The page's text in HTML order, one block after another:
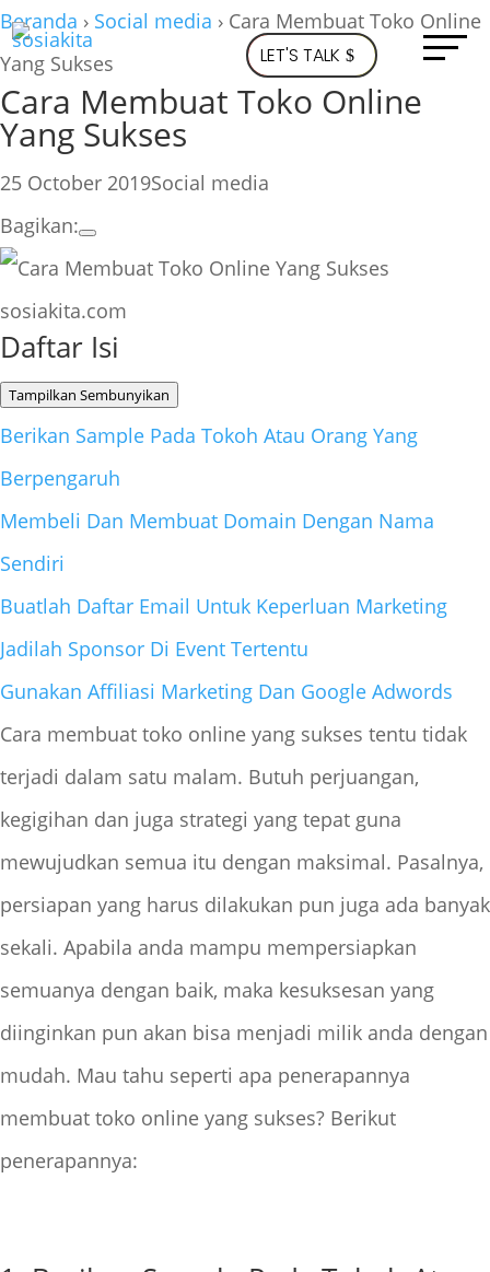
LET'S TALK
Beranda › Social media › Cara Membuat Toko Online
Yang Sukses
Cara Membuat Toko Online
Yang Sukses
25 October 2019Social media
Bagikan:
sosiakita.com
Daftar Isi
Tampilkan Sembunyikan
Berikan Sample Pada Tokoh Atau Orang Yang
Berpengaruh
Membeli Dan Membuat Domain Dengan Nama
Sendiri
Buatlah Daftar Email Untuk Keperluan Marketing
Jadilah Sponsor Di Event Tertentu
Gunakan Affiliasi Marketing Dan Google Adwords
Cara membuat toko online yang sukses tentu tidak
terjadi dalam satu malam. Butuh perjuangan,
kegigihan dan juga strategi yang tepat guna
mewujudkan semua itu dengan maksimal. Pasalnya,
persiapan yang harus dilakukan pun juga ada banyak
sekali. Apabila anda mampu mempersiapkan
semuanya dengan baik, maka kesuksesan yang
diinginkan pun akan bisa menjadi milik anda dengan
mudah. Mau tahu seperti apa penerapannya
membuat toko online yang sukses? Berikut
penerapannya: